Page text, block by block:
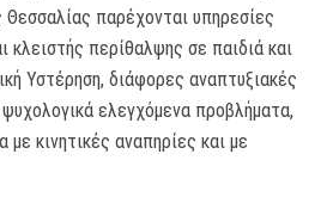
παρέχονται υπηρεσίες
κλειστής περίθαλψης σε παιδιά και
Υστέρηση, διάφορες αναπτυξιακές
ελεγχόμενα προβλήματα,
κινητικές αναπηρίες και με